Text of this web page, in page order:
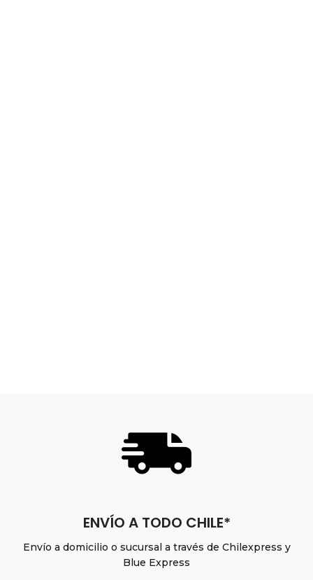
ENVÍO A TODO CHILE*
Envío a domicilio o sucursal a través de Chilexpress y
Blue Express